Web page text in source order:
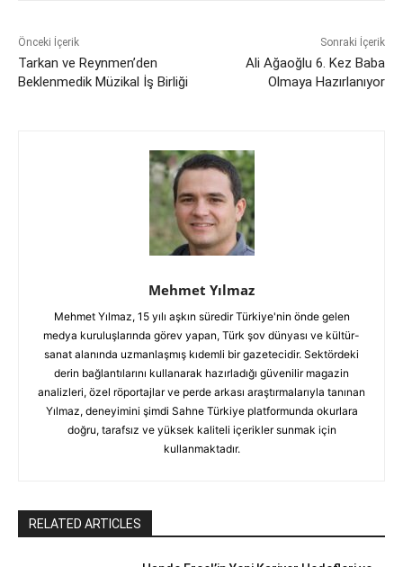
Önceki İçerik
Tarkan ve Reynmen’den
Beklenmedik Müzikal İş Birliği
Sonraki İçerik
Ali Ağaoğlu 6. Kez Baba
Olmaya Hazırlanıyor
Mehmet Yılmaz
Mehmet Yılmaz, 15 yılı aşkın süredir Türkiye'nin önde gelen
medya kuruluşlarında görev yapan, Türk şov dünyası ve kültür-
sanat alanında uzmanlaşmış kıdemli bir gazetecidir. Sektördeki
derin bağlantılarını kullanarak hazırladığı güvenilir magazin
analizleri, özel röportajlar ve perde arkası araştırmalarıyla tanınan
Yılmaz, deneyimini şimdi Sahne Türkiye platformunda okurlara
doğru, tarafsız ve yüksek kaliteli içerikler sunmak için
kullanmaktadır.
RELATED ARTICLES